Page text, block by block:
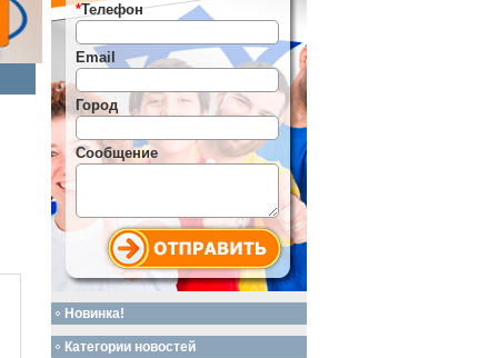
*Телефон
Email
Город
Сообщение
Новинка!
Категории новостей